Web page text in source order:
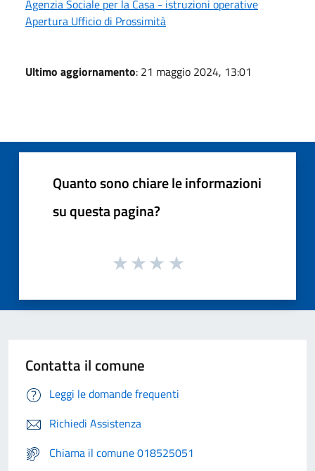
Agenzia Sociale per la Casa - istruzioni operative
Apertura Ufficio di Prossimità
Ultimo aggiornamento: 21 maggio 2024, 13:01
Quanto sono chiare le informazioni
su questa pagina?
Contatta il comune
Leggi le domande frequenti
Richiedi Assistenza
Chiama il comune 018525051